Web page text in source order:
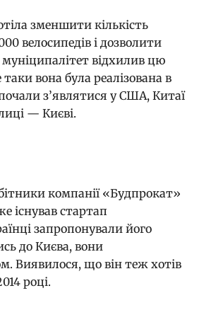
зменшити кількість
велосипедів і дозволити
відхилив цю
вона була реалізована в
з’являтися у США, Китаї
— Києві.
компанії «Будпрокат»
існував стартап
запропонували його
до Києва, вони
Виявилося, що він теж хотів
році.